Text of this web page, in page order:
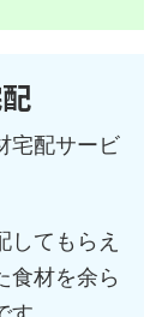
宅配サービ
してもらえ
食材を余ら